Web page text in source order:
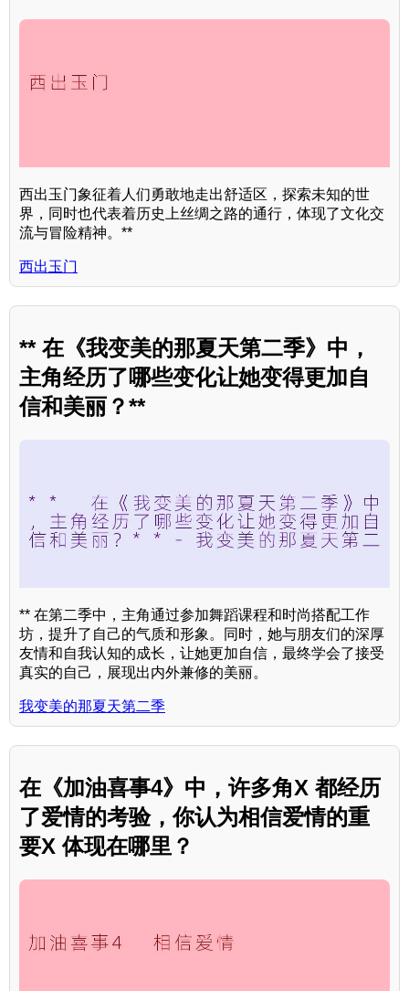
西出玉门象征着人们勇敢地走出舒适区，探索未知的世
界，同时也代表着历史上丝绸之路的通行，体现了文化交
流与冒险精神。**
西出玉门
** 在《我变美的那夏天第二季》中，
主角经历了哪些变化让她变得更加自
信和美丽？**
** 在第二季中，主角通过参加舞蹈课程和时尚搭配工作
坊，提升了自己的气质和形象。同时，她与朋友们的深厚
友情和自我认知的成长，让她更加自信，最终学会了接受
真实的自己，展现出内外兼修的美丽。
我变美的那夏天第二季
在《加油喜事4》中，许多角X 都经历
了爱情的考验，你认为相信爱情的重
要X 体现在哪里？